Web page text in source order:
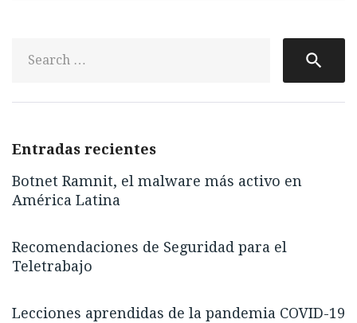
search
Entradas recientes
Botnet Ramnit, el malware más activo en
América Latina
Recomendaciones de Seguridad para el
Teletrabajo
Lecciones aprendidas de la pandemia COVID-19